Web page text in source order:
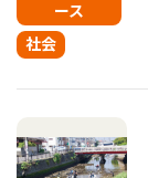
ース
社会